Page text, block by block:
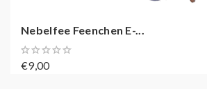
Nebelfee Feenchen E-...
€9,00